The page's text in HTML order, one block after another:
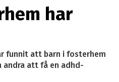
har
funnit att barn i fosterhem
andra att få en adhd-